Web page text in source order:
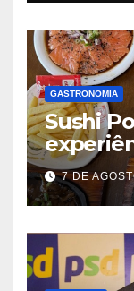
GASTRONOMIA
Sushi
rodízio
7 DE